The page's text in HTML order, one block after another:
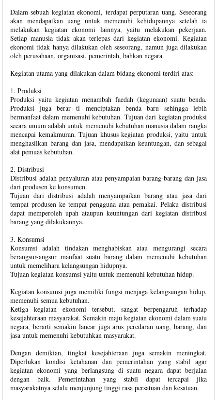
Dalam sebuah kegiatan ekonomi, terdapat perputaran uang. Seseorang
akan mendapatkan uang untuk memenuhi kehidupannya setelah ia
melakukan kegiatan ekonomi lainnya, yaitu melakukan pekerjaan.
Setiap manusia tidak akan terlepas dari kegiatan ekonomi. Kegiatan
ekonomi tidak hanya dilakukan oleh seseorang, namun juga dilakukan
oleh perusahaan, organisasi, pemerintah, bahkan negara.
Kegiatan utama yang dilakukan dalam bidang ekonomi terdiri atas:
1. Produksi
Produksi yaitu kegiatan menambah faedah (kegunaan) suatu benda.
Produksi juga berar ti menciptakan benda baru sehingga lebih
bermanfaat dalam memenuhi kebutuhan. Tujuan dari kegiatan produksi
secara umum adalah untuk memenuhi kebutuhan manusia dalam rangka
mencapai kemakmuran. Tujuan khusus kegiatan produksi, yaitu untuk
menghasilkan barang dan jasa, mendapatkan keuntungan, dan sebagai
alat pemuas kebutuhan.
2. Distribusi
Distribusi adalah penyaluran atau penyampaian barang-barang dan jasa
dari produsen ke konsumen.
Tujuan dari distribusi adalah menyampaikan barang atau jasa dari
tempat produsen ke tempat pengguna atau pemakai. Pelaku distribusi
dapat memperoleh upah ataupun keuntungan dari kegiatan distribusi
barang yang dilakukannya.
3. Konsumsi
Konsumsi adalah tindakan menghabiskan atau mengurangi secara
berangsur-angsur manfaat suatu barang dalam memenuhi kebutuhan
untuk memelihara kelangsungan hidupnya.
Tujuan kegiatan konsumsi yaitu untuk memenuhi kebutuhan hidup.
Kegiatan konsumsi juga memiliki fungsi menjaga kelangsungan hidup,
memenuhi semua kebutuhan.
Ketiga kegiatan ekonomi tersebut, sangat berpengaruh terhadap
kesejahteraan masyarakat. Semakin maju kegiatan ekonomi dalam suatu
negara, berarti semakin lancar juga arus peredaran uang, barang, dan
jasa untuk memenuhi kebutuhkan masyarakat.
Dengan demikian, tingkat kesejahteraan juga semakin meningkat.
Diperlukan kondisi ketahanan dan pemerintahan yang stabil agar
kegiatan ekonomi yang berlangsung di suatu negara dapat berjalan
dengan baik. Pemerintahan yang stabil dapat tercapai jika
masyarakatnya selalu menjunjung tinggi rasa persatuan dan kesatuan.